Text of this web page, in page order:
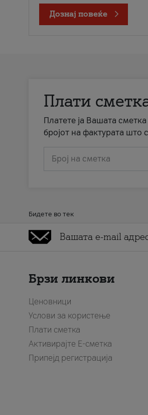
Дознај повеќе
Плати
Платете ја Вашата
бројот на фактурата што
Број на сметка
Бидете во тек
Брзи линкови
Ценовници
Услови за користење
Плати сметка
Активирајте Е-сметка
Припејд регистрација